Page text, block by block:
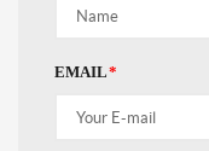
EMAIL*